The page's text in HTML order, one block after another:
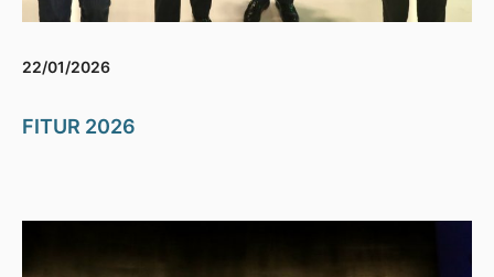
22/01/2026
FITUR 2026